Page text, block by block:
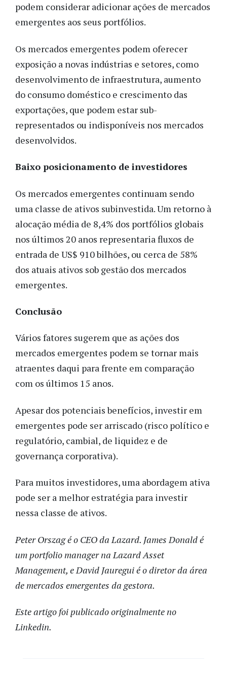
podem considerar adicionar ações de mercados
emergentes aos seus portfólios.
Os mercados emergentes podem oferecer
exposição a novas indústrias e setores, como
desenvolvimento de infraestrutura, aumento
do consumo doméstico e crescimento das
exportações, que podem estar sub-
representados ou indisponíveis nos mercados
desenvolvidos.
Baixo posicionamento de investidores
Os mercados emergentes continuam sendo
uma classe de ativos subinvestida. Um retorno à
alocação média de 8,4% dos portfólios globais
nos últimos 20 anos representaria fluxos de
entrada de US$ 910 bilhões, ou cerca de 58%
dos atuais ativos sob gestão dos mercados
emergentes.
Conclusão
Vários fatores sugerem que as ações dos
mercados emergentes podem se tornar mais
atraentes daqui para frente em comparação
com os últimos 15 anos.
Apesar dos potenciais benefícios, investir em
emergentes pode ser arriscado (risco político e
regulatório, cambial, de liquidez e de
governança corporativa).
Para muitos investidores, uma abordagem ativa
pode ser a melhor estratégia para investir
nessa classe de ativos.
Peter Orszag é o CEO da Lazard. James Donald é
um portfolio manager na Lazard Asset
Management, e David Jauregui é o diretor da área
de mercados emergentes da gestora.
Este artigo foi publicado originalmente no
Linkedin.